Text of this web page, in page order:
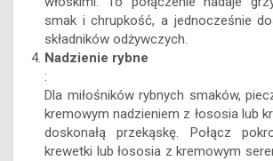
smak i chrupkość, a jednocześnie
składników odżywczych.
Nadzienie rybne
:
Dla miłośników rybnych smaków,
kremowym nadzieniem z łososia lub
doskonałą przekąskę. Połącz
krewetki lub łososia z kremowym